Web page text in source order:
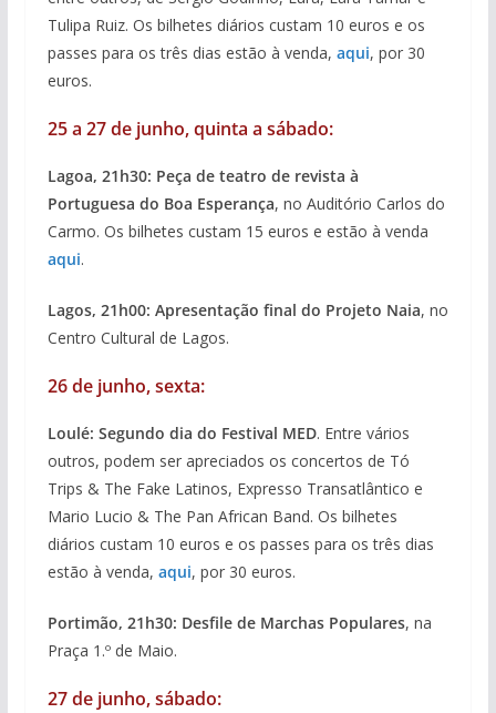
Tulipa Ruiz. Os bilhetes diários custam 10 euros e os
passes para os três dias estão à venda, aqui, por 30
euros.
25 a 27 de junho, quinta a sábado:
Lagoa, 21h30: Peça de teatro de revista à
Portuguesa do Boa Esperança, no Auditório Carlos do
Carmo. Os bilhetes custam 15 euros e estão à venda
aqui.
Lagos, 21h00: Apresentação final do Projeto Naia, no
Centro Cultural de Lagos.
26 de junho, sexta:
Loulé: Segundo dia do Festival MED. Entre vários
outros, podem ser apreciados os concertos de Tó
Trips & The Fake Latinos, Expresso Transatlântico e
Mario Lucio & The Pan African Band. Os bilhetes
diários custam 10 euros e os passes para os três dias
estão à venda, aqui, por 30 euros.
Portimão, 21h30: Desfile de Marchas Populares, na
Praça 1.º de Maio.
27 de junho, sábado: